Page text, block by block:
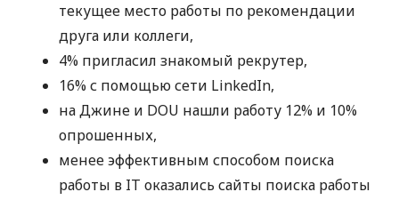
текущее место работы по рекомендации
друга или коллеги,
4% пригласил знакомый рекрутер,
16% с помощью сети LinkedIn,
на Джине и DOU нашли работу 12% и 10%
опрошенных,
менее эффективным способом поиска
работы в IT оказались сайты поиска работы